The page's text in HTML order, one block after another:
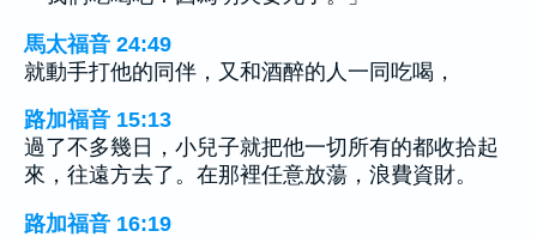
馬太福音 24:49
就動手打他的同伴，又和酒醉的人一同吃喝，
路加福音 15:13
過了不多幾日，小兒子就把他一切所有的都收拾起
來，往遠方去了。在那裡任意放蕩，浪費資財。
路加福音 16:19